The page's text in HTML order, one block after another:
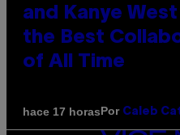
and Kanye
the Best
of All Time
hace 17 horasPor Caleb